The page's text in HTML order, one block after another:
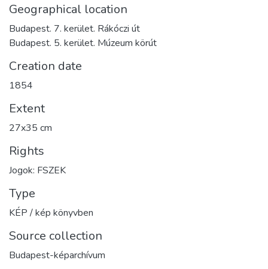
Geographical location
Budapest. 7. kerület. Rákóczi út
Budapest. 5. kerület. Múzeum körút
Creation date
1854
Extent
27x35 cm
Rights
Jogok: FSZEK
Type
KÉP / kép könyvben
Source collection
Budapest-képarchívum